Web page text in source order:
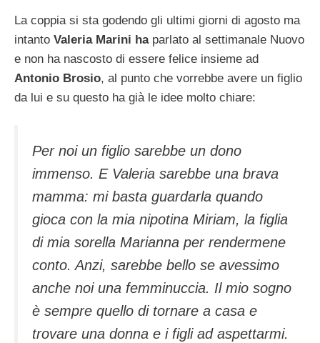
La coppia si sta godendo gli ultimi giorni di agosto ma
intanto Valeria Marini haparlato al settimanale Nuovo
e non ha nascosto di essere felice insieme ad
Antonio Brosio, al punto che vorrebbe avere un figlio
da lui e su questo ha già le idee molto chiare:
Per noi un figlio sarebbe un dono
immenso. E Valeria sarebbe una brava
mamma: mi basta guardarla quando
gioca con la mia nipotina Miriam, la figlia
di mia sorella Marianna per rendermene
conto. Anzi, sarebbe bello se avessimo
anche noi una femminuccia. Il mio sogno
è sempre quello di tornare a casa e
trovare una donna e i figli ad aspettarmi.